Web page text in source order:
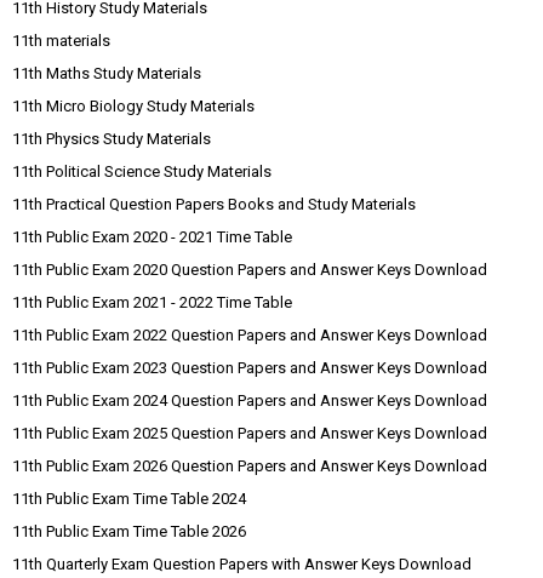
11th History Study Materials
11th materials
11th Maths Study Materials
11th Micro Biology Study Materials
11th Physics Study Materials
11th Political Science Study Materials
11th Practical Question Papers Books and Study Materials
11th Public Exam 2020 - 2021 Time Table
11th Public Exam 2020 Question Papers and Answer Keys Download
11th Public Exam 2021 - 2022 Time Table
11th Public Exam 2022 Question Papers and Answer Keys Download
11th Public Exam 2023 Question Papers and Answer Keys Download
11th Public Exam 2024 Question Papers and Answer Keys Download
11th Public Exam 2025 Question Papers and Answer Keys Download
11th Public Exam 2026 Question Papers and Answer Keys Download
11th Public Exam Time Table 2024
11th Public Exam Time Table 2026
11th Quarterly Exam Question Papers with Answer Keys Download